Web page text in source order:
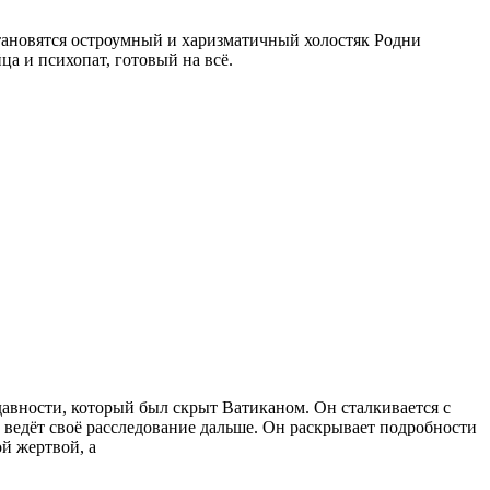
остроумный и харизматичный холостяк Родни
и психопат, готовый на всё.
который был скрыт Ватиканом. Он сталкивается с
своё расследование дальше. Он раскрывает подробности
жертвой, а